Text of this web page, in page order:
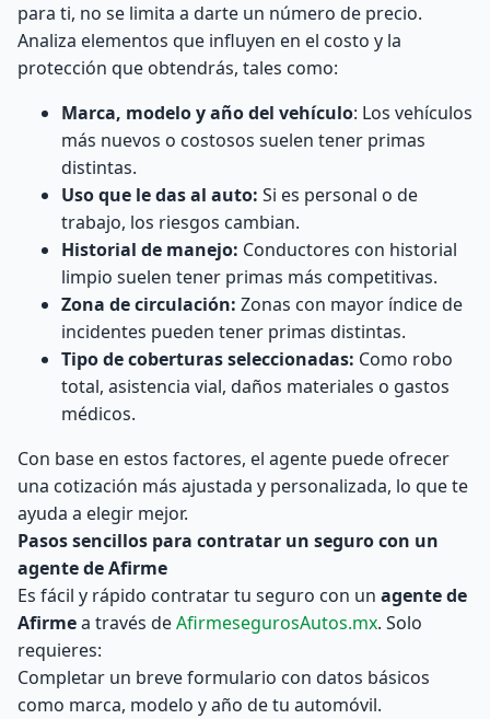
para ti, no se limita a darte un número de precio.
Analiza elementos que influyen en el costo y la
protección que obtendrás, tales como:
Marca, modelo y año del vehículo: Los vehículos
más nuevos o costosos suelen tener primas
distintas.
Uso que le das al auto: Si es personal o de
trabajo, los riesgos cambian.
Historial de manejo: Conductores con historial
limpio suelen tener primas más competitivas.
Zona de circulación: Zonas con mayor índice de
incidentes pueden tener primas distintas.
Tipo de coberturas seleccionadas: Como robo
total, asistencia vial, daños materiales o gastos
médicos.
Con base en estos factores, el agente puede ofrecer
una cotización más ajustada y personalizada, lo que te
ayuda a elegir mejor.
Pasos sencillos para contratar un seguro con un
agente de Afirme
Es fácil y rápido contratar tu seguro con un agente de
Afirmea través deAfirmesegurosAutos.mx. Solo
requieres:
Completar un breve formulario con datos básicos
como marca, modelo y año de tu automóvil.